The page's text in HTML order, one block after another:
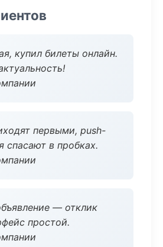
купил билеты онлайн.
первыми, push-
спасают в пробках.
— отклик
простой.